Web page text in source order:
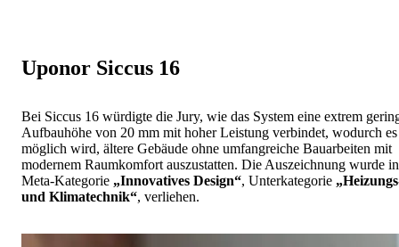
Uponor Siccus 16
Bei Siccus 16 würdigte die Jury, wie das System eine extrem
Aufbauhöhe von 20 mm mit hoher Leistung verbindet, wodurch es
möglich wird, ältere Gebäude ohne umfangreiche Bauarbeiten mit
modernem Raumkomfort auszustatten. Die Auszeichnung wurde
Meta-Kategorie „Innovatives Design“, Unterkategorie
und Klimatechnik“, verliehen.